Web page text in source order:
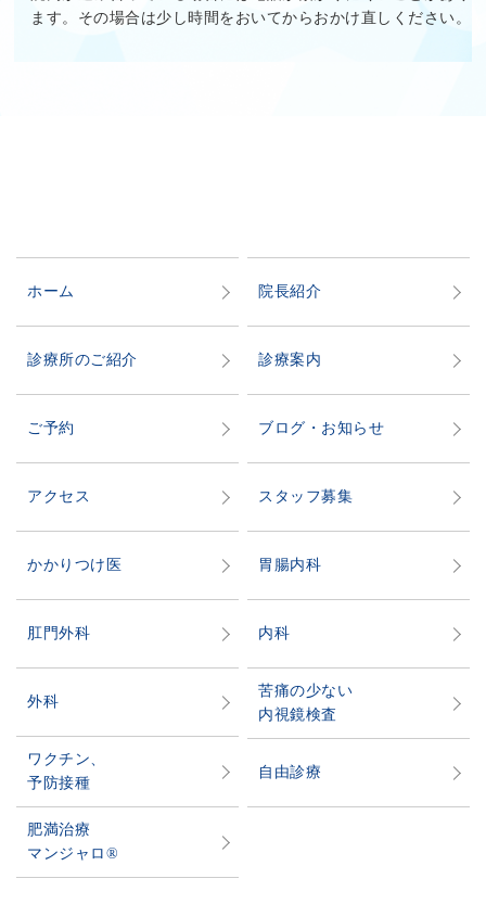
ます。その場合は少し時間をおいてからおかけ直しください。
ホーム 院長紹介
診療所のご紹介 診療案内
ご予約 ブログ・お知らせ
アクセス スタッフ募集
かかりつけ医 胃腸内科
肛門外科 内科
外科
苦痛の少ない
内視鏡検査
ワクチン、
予防接種
自由診療
肥満治療
マンジャロ®